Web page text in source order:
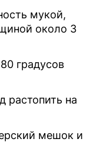
мукой,
около 3
градусов
растопить на
мешок и